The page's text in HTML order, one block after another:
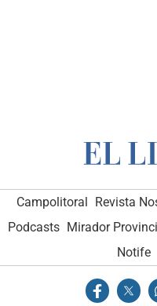
Campolitoral Revista
Podcasts Mirador
Notife